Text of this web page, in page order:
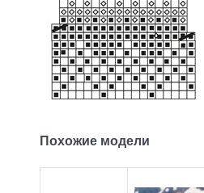
Похожие модели